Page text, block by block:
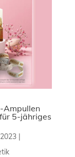
Ampullen
5-jähriges
|